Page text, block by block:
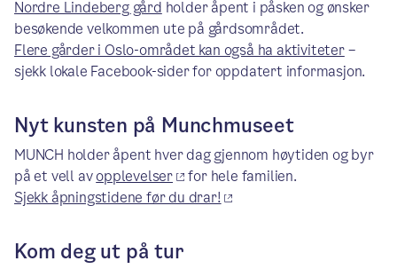
Nordre Lindeberg gård holder åpent i påsken og ønsker
besøkende velkommen ute på gårdsområdet.
Flere gårder i Oslo-området kan også ha aktiviteter–
sjekk lokale Facebook-sider for oppdatert informasjon.
Nyt kunsten på Munchmuseet
MUNCH holder åpent hver dag gjennom høytiden og byr
på et vell avopplevelser
for hele familien.
Sjekk åpningstidene før du drar!
Kom deg ut på tur